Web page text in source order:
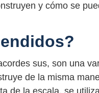
y cómo se
sus, son una
de la misma